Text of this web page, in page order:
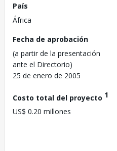
País
África
Fecha de aprobación
(a partir de la presentación
ante el Directorio)
25 de enero de 2005
Costo total del proyecto 1
US$ 0.20 millones